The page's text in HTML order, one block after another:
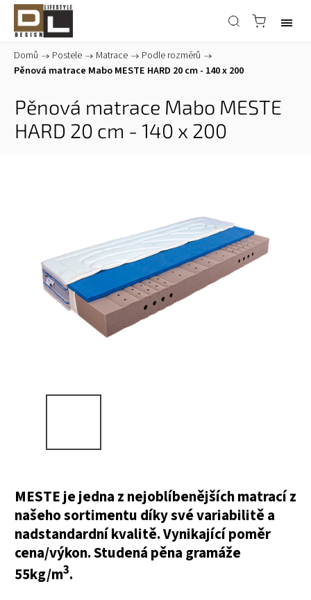
Domů / Postele / Matrace / Podle rozměrů /
Pěnová matrace Mabo MESTE HARD 20 cm - 140 x 200
Pěnová matrace Mabo MESTE
HARD 20 cm - 140 x 200
MESTE je jedna z nejoblíbenějších matrací z
našeho sortimentu díky své variabilitě a
nadstandardní kvalitě. Vynikající poměr
cena/výkon. Studená pěna gramáže
55kg/m3.